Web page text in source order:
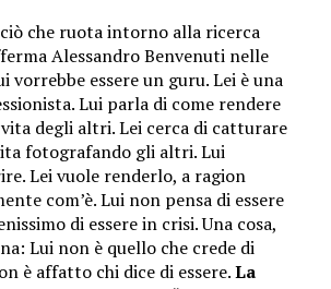
che ruota intorno alla ricerca
Alessandro Benvenuti nelle
vorrebbe essere un guru. Lei è una
Lui parla di come rendere
degli altri. Lei cerca di catturare
fotografando gli altri. Lui
Lei vuole renderlo, a ragion
com’è. Lui non pensa di essere
di essere in crisi. Una cosa,
Lui non è quello che crede di
è affatto chi dice di essere.La